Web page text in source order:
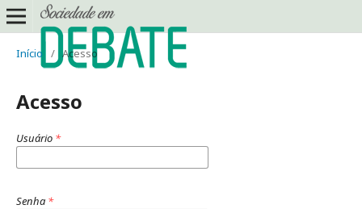
Início / Acesso
Acesso
Usuário *
Senha *